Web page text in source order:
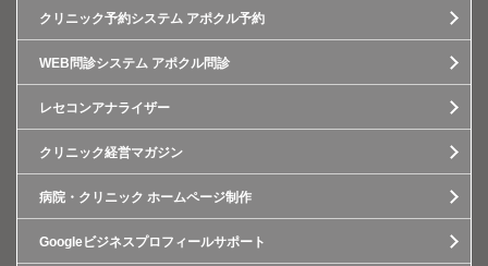
クリニック予約システム アポクル予約
WEB問診システム アポクル問診
レセコンアナライザー
クリニック経営マガジン
病院・クリニック ホームページ制作
Googleビジネスプロフィールサポート